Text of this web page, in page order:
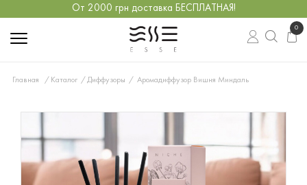
От 2000 грн доставка БЕСПЛАТНАЯ!
0
Главная Каталог Диффузоры Аромадиффузор Вишня Миндаль